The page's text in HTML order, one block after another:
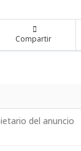
Compartir
del anuncio